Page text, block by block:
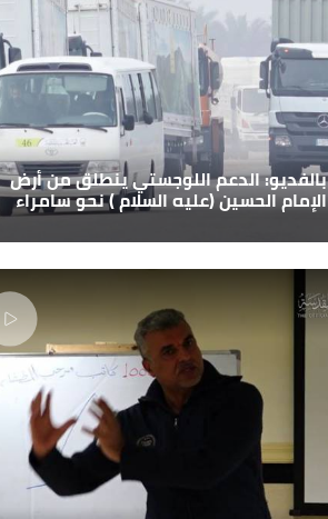
بالفديو: الدعم اللوجستي ينطلق من أرض
الإمام الحسين (عليه السلام ) نحو سامراء